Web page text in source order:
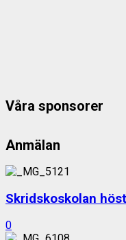
Våra sponsorer
Anmälan
Skridskoskolan
0